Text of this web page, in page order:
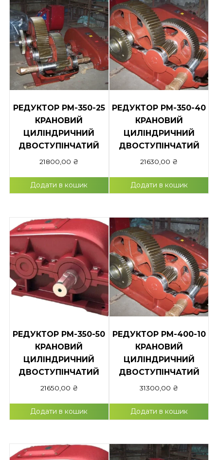
РЕДУКТОР РМ-350-25
КРАНОВИЙ
ЦИЛІНДРИЧНИЙ
ДВОСТУПІНЧАТИЙ
21800,00 ₴
Додати в кошик
РЕДУКТОР РМ-350-40
КРАНОВИЙ
ЦИЛІНДРИЧНИЙ
ДВОСТУПІНЧАТИЙ
21630,00 ₴
Додати в кошик
РЕДУКТОР РМ-350-50
КРАНОВИЙ
ЦИЛІНДРИЧНИЙ
ДВОСТУПІНЧАТИЙ
21650,00 ₴
Додати в кошик
РЕДУКТОР РМ-400-10
КРАНОВИЙ
ЦИЛІНДРИЧНИЙ
ДВОСТУПІНЧАТИЙ
31300,00 ₴
Додати в кошик